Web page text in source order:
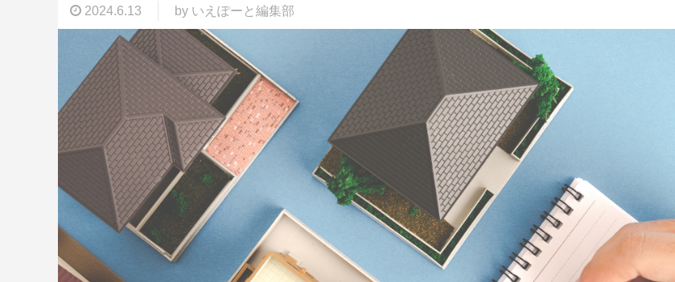
2024.6.13 by いえぽーと編集部